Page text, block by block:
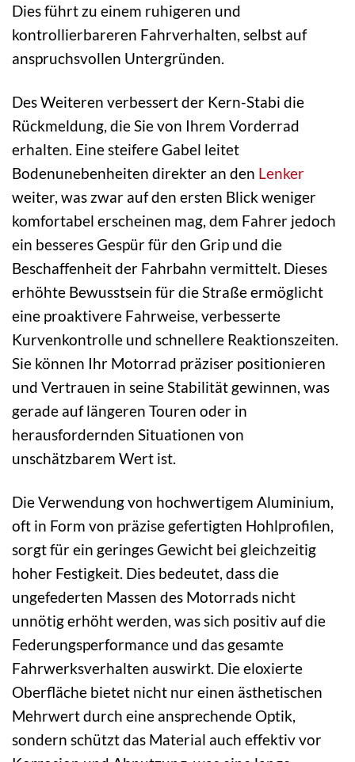
Dies führt zu einem ruhigeren und
kontrollierbareren Fahrverhalten, selbst auf
anspruchsvollen Untergründen.
Des Weiteren verbessert der Kern-Stabi die
Rückmeldung, die Sie von Ihrem Vorderrad
erhalten. Eine steifere Gabel leitet
Bodenunebenheiten direkter an den Lenker
weiter, was zwar auf den ersten Blick weniger
komfortabel erscheinen mag, dem Fahrer jedoch
ein besseres Gespür für den Grip und die
Beschaffenheit der Fahrbahn vermittelt. Dieses
erhöhte Bewusstsein für die Straße ermöglicht
eine proaktivere Fahrweise, verbesserte
Kurvenkontrolle und schnellere Reaktionszeiten.
Sie können Ihr Motorrad präziser positionieren
und Vertrauen in seine Stabilität gewinnen, was
gerade auf längeren Touren oder in
herausfordernden Situationen von
unschätzbarem Wert ist.
Die Verwendung von hochwertigem Aluminium,
oft in Form von präzise gefertigten Hohlprofilen,
sorgt für ein geringes Gewicht bei gleichzeitig
hoher Festigkeit. Dies bedeutet, dass die
ungefederten Massen des Motorrads nicht
unnötig erhöht werden, was sich positiv auf die
Federungsperformance und das gesamte
Fahrwerksverhalten auswirkt. Die eloxierte
Oberfläche bietet nicht nur einen ästhetischen
Mehrwert durch eine ansprechende Optik,
sondern schützt das Material auch effektiv vor